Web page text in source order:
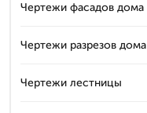
Чертежи фасадов дома
Чертежи разрезов дома
Чертежи лестницы